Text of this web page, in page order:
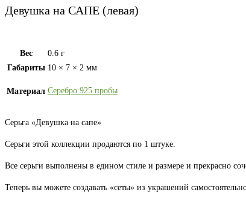
Девушка на САПЕ (левая)
Вес
0.6 г
Габариты 10 × 7 × 2 мм
Материал Серебро 925 пробы
Серьга «Девушка на сапе»
Серьги этой коллекции продаются по 1 штуке.
Все серьги выполнены в едином стиле и размере и прекрасно
Теперь вы можете создавать «сеты» из украшений